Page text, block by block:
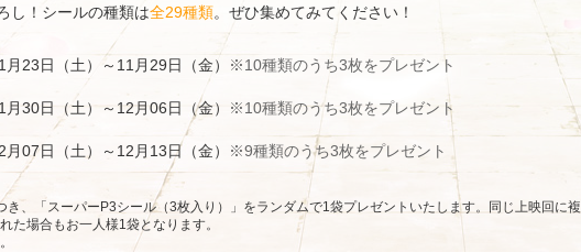
し！シールの種類は全29種類。ぜひ集めてみてください！
月23日（土）～11月29日（金） ※10種類のうち3枚をプレゼント
月30日（土）～12月06日（金） ※10種類のうち3枚をプレゼント
月07日（土）～12月13日（金） ※9種類のうち3枚をプレゼント
、「スーパーP3シール（3枚入り）」をランダムで1袋プレゼントいたします。同じ上映回に複
た場合もお一人様1袋となります。